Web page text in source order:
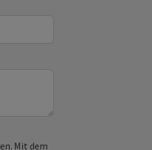
Mit dem